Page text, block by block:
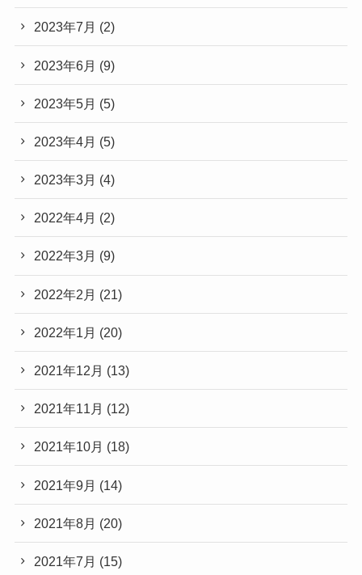
2023年7月 (2)
2023年6月 (9)
2023年5月 (5)
2023年4月 (5)
2023年3月 (4)
2022年4月 (2)
2022年3月 (9)
2022年2月 (21)
2022年1月 (20)
2021年12月 (13)
2021年11月 (12)
2021年10月 (18)
2021年9月 (14)
2021年8月 (20)
2021年7月 (15)